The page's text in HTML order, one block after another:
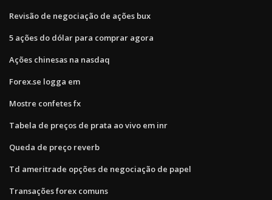
Revisão de negociação de ações bux
5 ações do dólar para comprar agora
Ações chinesas na nasdaq
Forex.se logga em
Mostre confetes fx
Tabela de preços de prata ao vivo em inr
Queda de preço reverb
Td ameritrade opções de negociação de papel
Transações forex comuns